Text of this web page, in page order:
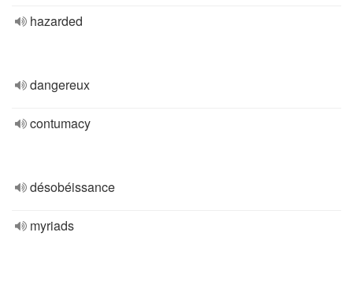
hazarded
dangereux
contumacy
désobéissance
myriads